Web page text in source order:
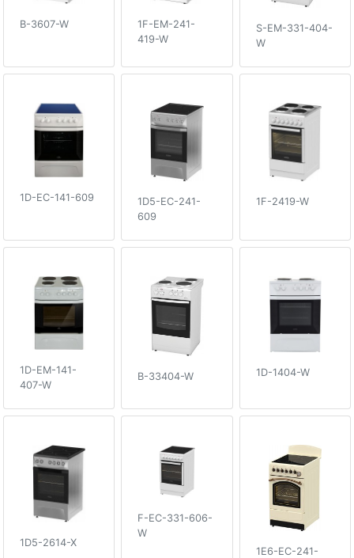
B-3607-W
1F-EM-241-
419-W
S-EM-331-404-
W
1D-EC-141-609
1D5-EC-241-
609
1F-2419-W
1D-EM-141-
407-W
B-33404-W 1D-1404-W
1D5-2614-X
F-EC-331-606-
W
1E6-EC-241-